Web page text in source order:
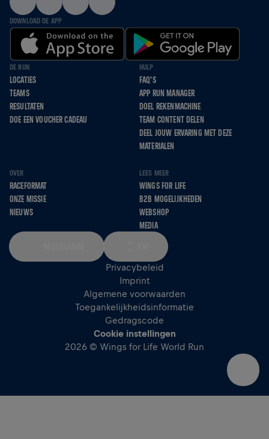
DOWNLOAD DE APP
DE RUN
LOCATIES
TEAMS
RESULTATEN
DOE EEN VOUCHER CADEAU
HULP
FAQ'S
APP RUN MANAGER
DOEL REKENMACHINE
TEAM CONTENT DELEN
DEEL JOUW ERVARING MET DEZE
MATERIALEN
OVER
RACEFORMAT
ONZE MISSIE
NIEUWS
LEES MEER
WINGS FOR LIFE
B2B MOGELIJKHEDEN
WEBSHOP
MEDIA
Privacybeleid
Imprint
Algemene voorwaarden
Toegankelijkheidsinformatie
Gedragscode
Cookie instellingen
2026 © Wings for Life World Run